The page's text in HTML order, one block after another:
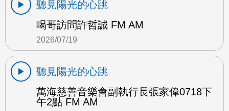
聽見陽光的心跳
喝哥訪問許哲誠 FM AM
2026/07/19
聽見陽光的心跳
萬海慈善音樂會副執行長張家偉0718下
午2點 FM AM